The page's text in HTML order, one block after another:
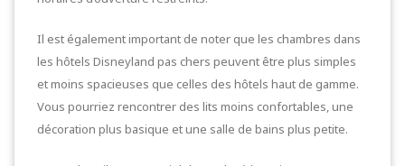
Il est également important de noter que les chambres dans
les hôtels Disneyland pas chers peuvent être plus simples
et moins spacieuses que celles des hôtels haut de gamme.
Vous pourriez rencontrer des lits moins confortables, une
décoration plus basique et une salle de bains plus petite.